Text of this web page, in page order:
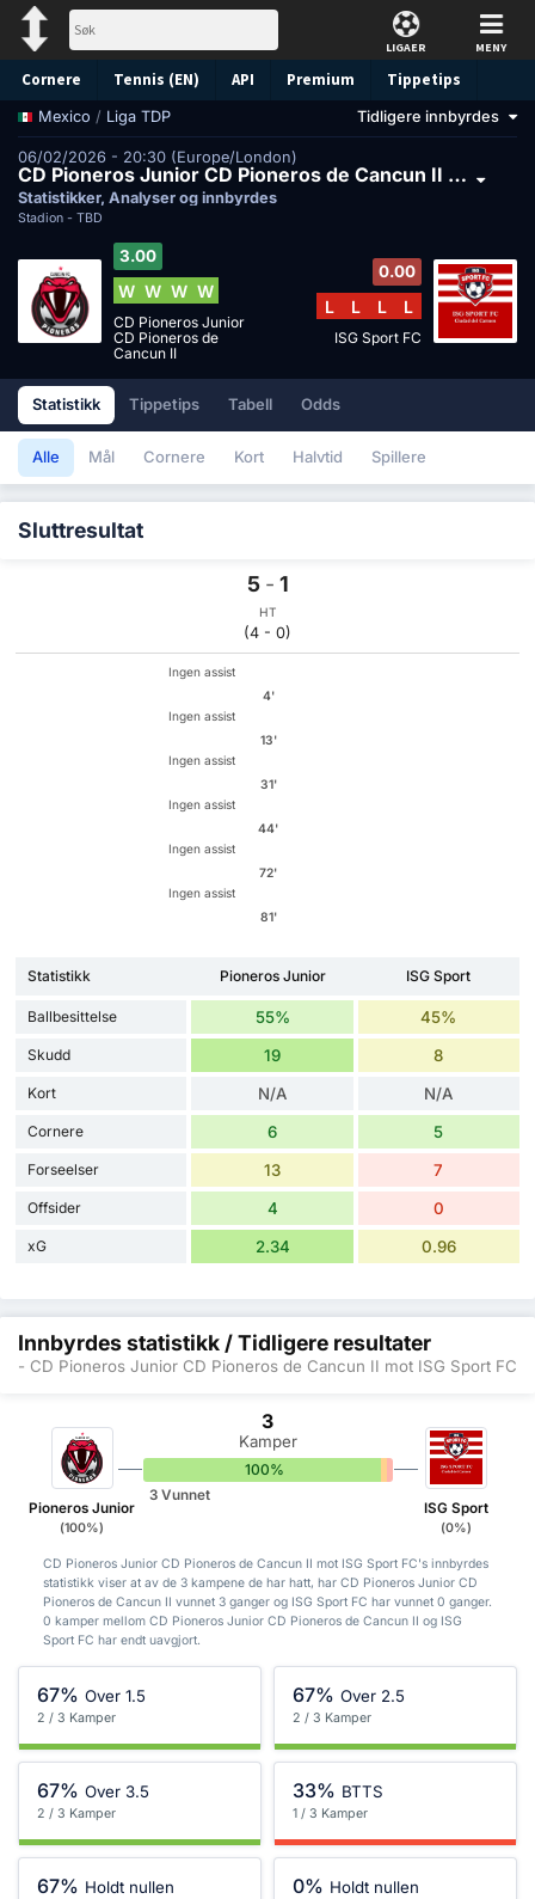
LIGAER MENY
Cornere Tennis (EN) API Premium Tippetips
Mexico / Liga TDP Tidligere innbyrdes
06/02/2026 - 20:30 (Europe/London)
CD Pioneros Junior CD Pioneros de Cancun II mot ISG Sport FC
Statistikker, Analyser og innbyrdes
Stadion - TBD
3.00
W W W W
CD Pioneros Junior
CD Pioneros de
Cancun II
0.00
L L L L
ISG Sport FC
Statistikk Tippetips Tabell Odds
Alle Mål Cornere Kort Halvtid Spillere
Sluttresultat
5 - 1
HT
(4 - 0)
Ingen assist
4'
Ingen assist
13'
Ingen assist
31'
Ingen assist
44'
Ingen assist
72'
Ingen assist
81'
Statistikk Pioneros Junior ISG Sport
Ballbesittelse 55% 45%
Skudd 19 8
Kort N/A N/A
Cornere 6 5
Forseelser 13 7
Offsider 4 0
xG 2.34 0.96
Innbyrdes statistikk / Tidligere resultater
- CD Pioneros Junior CD Pioneros de Cancun II mot ISG Sport FC
Pioneros Junior
(100%)
3
Kamper
100% 0%
0%
3 Vunnet
ISG Sport
(0%)
CD Pioneros Junior CD Pioneros de Cancun II mot ISG Sport FC's innbyrdes
statistikk viser at av de 3 kampene de har hatt, har CD Pioneros Junior CD
Pioneros de Cancun II vunnet 3 ganger og ISG Sport FC har vunnet 0 ganger.
0 kamper mellom CD Pioneros Junior CD Pioneros de Cancun II og ISG
Sport FC har endt uavgjort.
67% Over 1.5
2 / 3 Kamper
67% Over 2.5
2 / 3 Kamper
67% Over 3.5
2 / 3 Kamper
33% BTTS
1 / 3 Kamper
67% Holdt nullen 0% Holdt nullen